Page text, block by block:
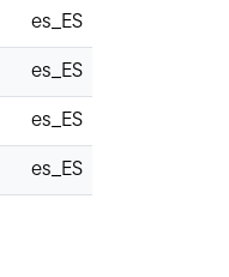
es_ES
es_ES
es_ES
es_ES